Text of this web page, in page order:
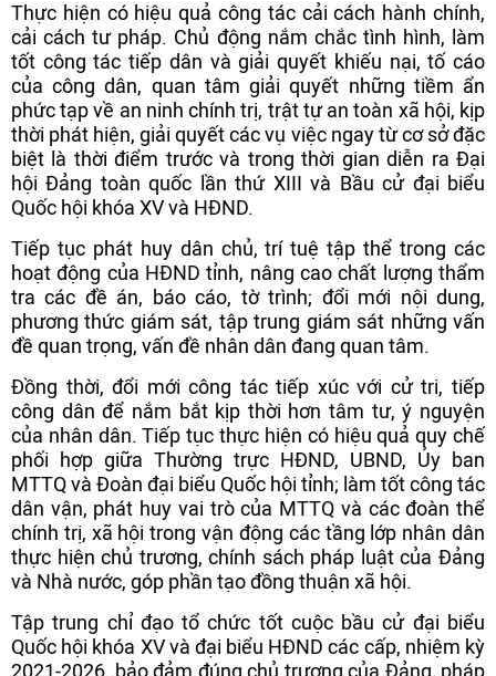
Thực hiện có hiệu quả công tác cải cách hành chính,
cải cách tư pháp. Chủ động nắm chắc tình hình, làm
tốt công tác tiếp dân và giải quyết khiếu nại, tố cáo
của công dân, quan tâm giải quyết những tiềm ẩn
phức tạp về an ninh chính trị, trật tự an toàn xã hội, kịp
thời phát hiện, giải quyết các vụ việc ngay từ cơ sở đặc
biệt là thời điểm trước và trong thời gian diễn ra Đại
hội Đảng toàn quốc lần thứ XIII và Bầu cử đại biểu
Quốc hội khóa XV và HĐND.
Tiếp tục phát huy dân chủ, trí tuệ tập thể trong các
hoạt động của HĐND tỉnh, nâng cao chất lượng thẩm
tra các đề án, báo cáo, tờ trình; đổi mới nội dung,
phương thức giám sát, tập trung giám sát những vấn
đề quan trọng, vấn đề nhân dân đang quan tâm.
Đồng thời, đổi mới công tác tiếp xúc với cử tri, tiếp
công dân để nắm bắt kịp thời hơn tâm tư, ý nguyện
của nhân dân. Tiếp tục thực hiện có hiệu quả quy chế
phối hợp giữa Thường trực HĐND, UBND, Ủy ban
MTTQ và Đoàn đại biểu Quốc hội tỉnh; làm tốt công tác
dân vận, phát huy vai trò của MTTQ và các đoàn thể
chính trị, xã hội trong vận động các tầng lớp nhân dân
thực hiện chủ trương, chính sách pháp luật của Đảng
và Nhà nước, góp phần tạo đồng thuận xã hội.
Tập trung chỉ đạo tổ chức tốt cuộc bầu cử đại biểu
Quốc hội khóa XV và đại biểu HĐND các cấp, nhiệm kỳ
2021-2026, bảo đảm đúng chủ trương của Đảng, pháp